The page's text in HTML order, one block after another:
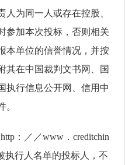
为同一人或存在控股、
参加本次投标，否则相关
本单位的信誉情况，并按
其在中国裁判文书网、国
执行信息公开网、信用中
。
：／／www．creditchin
执行人名单的投标人，不